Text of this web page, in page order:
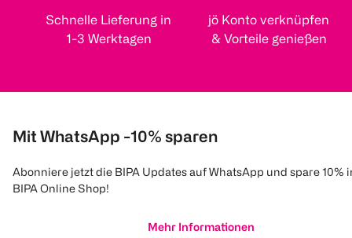
Schnelle Lieferung in
1-3 Werktagen
jö Konto verknüpfen
& Vorteile genießen
Mit WhatsApp -10% sparen
Abonniere jetzt die BIPA Updates auf WhatsApp und spare 10%
BIPA Online Shop!
Mehr Informationen